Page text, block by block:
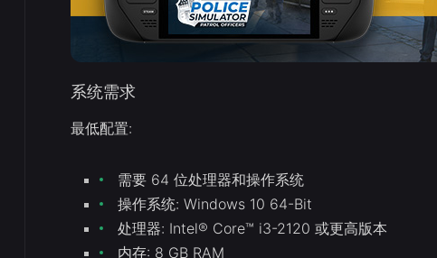
系统需求
最低配置:
需要 64 位处理器和操作系统
操作系统: Windows 10 64-Bit
处理器: Intel® Core™ i3-2120 或更高版本
内存: 8 GB RAM